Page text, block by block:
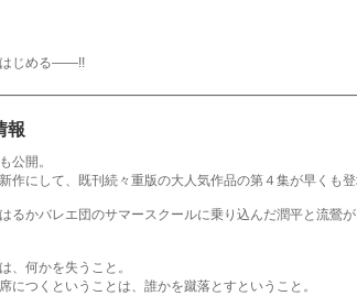
はじめる――!!
報
公開。
作にして、既刊続々重版の大人気作品の第４集が早くも登
るかバレエ団のサマースクールに乗り込んだ潤平と流鶯
、何かを失うこと。
につくということは、誰かを蹴落とすということ。